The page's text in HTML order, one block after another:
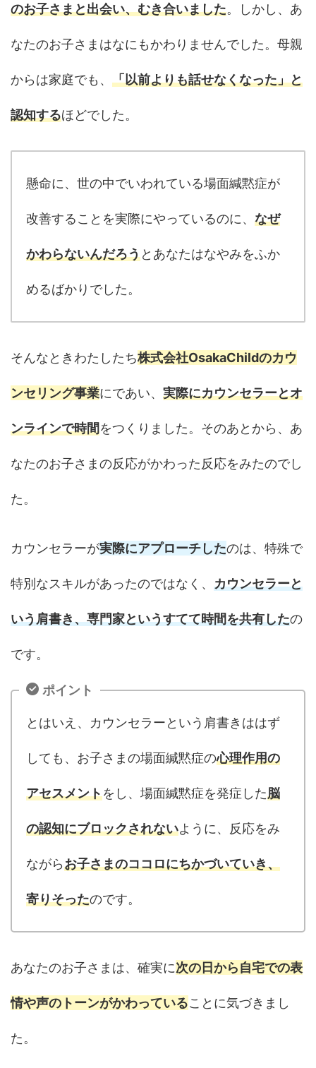
のお子さまと出会い、むき合いました。しかし、あ
なたのお子さまはなにもかわりませんでした。母親
からは家庭でも、 「以前よりも話せなくなった」と
認知するほどでした。
懸命に、世の中でいわれている場面緘黙症が
改善することを実際にやっているのに、 なぜ
かわらないんだろうとあなたはなやみをふか
めるばかりでした。
そんなときわたしたち株式会社OsakaChildのカウ
ンセリング事業にであい、 実際にカウンセラーとオ
ンラインで時間をつくりました。そのあとから、あ
なたのお子さまの反応がかわった反応をみたのでし
た。
カウンセラーが実際にアプローチしたのは、特殊で
特別なスキルがあったのではなく、 カウンセラーと
いう肩書き、専門家というすてて時間を共有したの
です。
ポイント
とはいえ、カウンセラーという肩書きははず
しても、お子さまの場面緘黙症の心理作用の
アセスメントをし、場面緘黙症を発症した脳
の認知にブロックされないように、反応をみ
ながらお子さまのココロにちかづいていき、
寄りそったのです。
あなたのお子さまは、確実に次の日から自宅での表
情や声のトーンがかわっていることに気づきまし
た。